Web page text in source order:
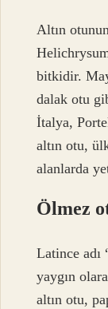
Altın
bitkidir.
dalak otu
İtalya,
altın otu,
alanlarda
Ölmez
Latince
yaygın
altın otu,